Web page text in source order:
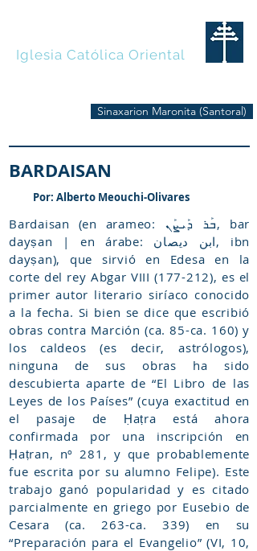
Iglesia Católica Oriental
Sinaxarion Maronita (Santoral)
BARDAISAN
Por: Alberto Meouchi-Olivares
Bardaisan (en arameo: ܒܰܪ ܕܰܝܨܰܢ, bar
dayṣan | en árabe: ابن ديصان, ibn
dayṣan), que sirvió en Edesa en la
corte del rey Abgar VIII (177-212), es el
primer autor literario siríaco conocido
a la fecha. Si bien se dice que escribió
obras contra Marción (ca. 85-ca. 160) y
los caldeos (es decir, astrólogos),
ninguna de sus obras ha sido
descubierta aparte de “El Libro de las
Leyes de los Países” (cuya exactitud en
el pasaje de Ḥaṭra está ahora
confirmada por una inscripción en
Ḥaṭran, nº 281, y que probablemente
fue escrita por su alumno Felipe). Este
trabajo ganó popularidad y es citado
parcialmente en griego por Eusebio de
Cesara (ca. 263-ca. 339) en su
“Preparación para el Evangelio” (VI, 10,